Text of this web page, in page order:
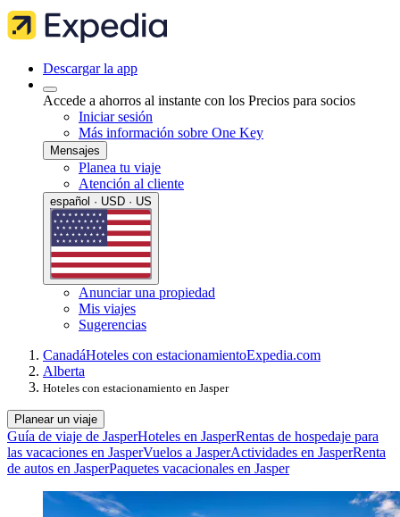
Descargar la app
Accede a ahorros al instante con los Precios para socios
Iniciar sesión
Más información sobre One Key
Mensajes
Planea tu viaje
Atención al cliente
español · USD · US
Anunciar una propiedad
Mis viajes
Sugerencias
CanadáHoteles con estacionamientoExpedia.com
Alberta
Hoteles con estacionamiento en Jasper
Planear un viaje
Guía de viaje de JasperHoteles en JasperRentas de hospedaje para
las vacaciones en JasperVuelos a JasperActividades en JasperRenta
de autos en JasperPaquetes vacacionales en Jasper